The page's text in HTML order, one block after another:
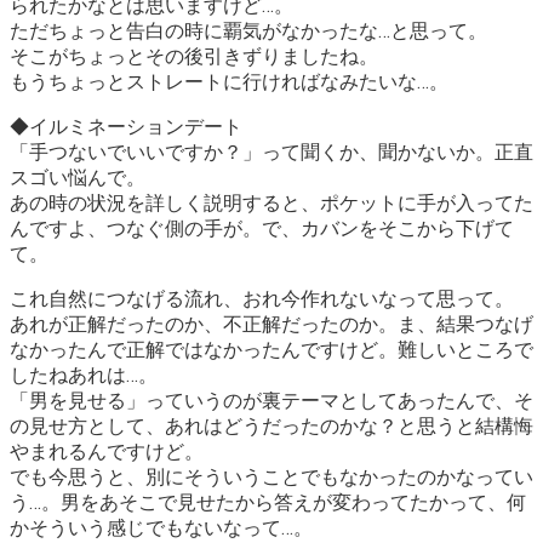
られたかなとは思いますけど…。
ただちょっと告白の時に覇気がなかったな…と思って。
そこがちょっとその後引きずりましたね。
もうちょっとストレートに行ければなみたいな…。
◆イルミネーションデート
「手つないでいいですか？」って聞くか、聞かないか。正直
スゴい悩んで。
あの時の状況を詳しく説明すると、ポケットに手が入ってた
んですよ、つなぐ側の手が。で、カバンをそこから下げて
て。
これ自然につなげる流れ、おれ今作れないなって思って。
あれが正解だったのか、不正解だったのか。ま、結果つなげ
なかったんで正解ではなかったんですけど。難しいところで
したねあれは…。
「男を見せる」っていうのが裏テーマとしてあったんで、そ
の見せ方として、あれはどうだったのかな？と思うと結構悔
やまれるんですけど。
でも今思うと、別にそういうことでもなかったのかなってい
う…。男をあそこで見せたから答えが変わってたかって、何
かそういう感じでもないなって…。